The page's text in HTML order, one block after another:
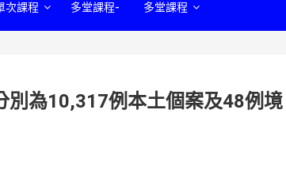
次課程 多堂課程- 多堂課程
別為10,317例本土個案及48例境